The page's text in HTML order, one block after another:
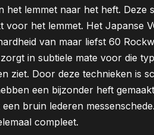
het lemmet naar het heft. Deze
voor het lemmet. Het Japanse
van maar liefst 60
in subtiele mate voor die
ziet. Door deze technieken is
een bijzonder heft
bruin lederen
compleet.